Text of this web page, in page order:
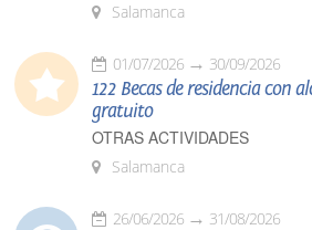
Salamanca
01/07/2026 30/09/2026
122 Becas de residencia con
gratuito
OTRAS ACTIVIDADES
Salamanca
26/06/2026 31/08/2026